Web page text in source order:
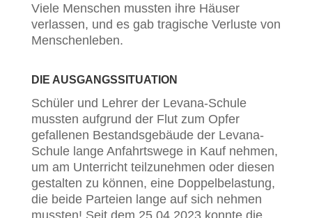
Viele Menschen mussten ihre Häuser
verlassen, und es gab tragische Verluste von
Menschenleben.
DIE AUSGANGSSITUATION
Schüler und Lehrer der Levana-Schule
mussten aufgrund der Flut zum Opfer
gefallenen Bestandsgebäude der Levana-
Schule lange Anfahrtswege in Kauf nehmen,
um am Unterricht teilzunehmen oder diesen
gestalten zu können, eine Doppelbelastung,
die beide Parteien lange auf sich nehmen
mussten! Seit dem 25.04.2023 konnte die